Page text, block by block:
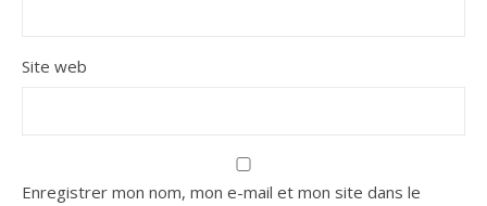
Site web
Enregistrer mon nom, mon e-mail et mon site dans le